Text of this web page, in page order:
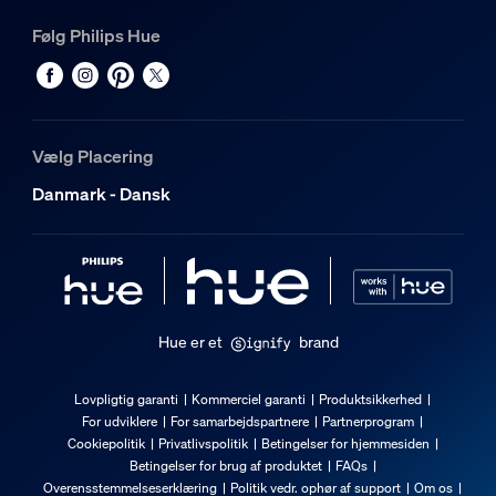
Følg Philips Hue
Vælg Placering
Danmark - Dansk
Hue er et brand
Lovpligtig garanti Kommerciel garanti
Produktsikkerhed
For udviklere
For samarbejdspartnere
Partnerprogram
Cookiepolitik
Privatlivspolitik
Betingelser for hjemmesiden
Betingelser for brug af produktet
FAQs
Overensstemmelseserklæring
Politik vedr. ophør af support Om os